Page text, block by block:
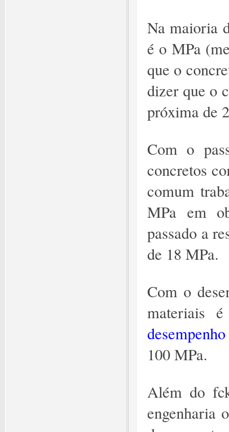
Na maioria
é o MPa
que o
dizer que o
próxima de
Com o
concretos
comum
MPa em
passado a
de 18 MPa.
Com o
materiais
desempenho
100 MPa.
Além do
engenharia